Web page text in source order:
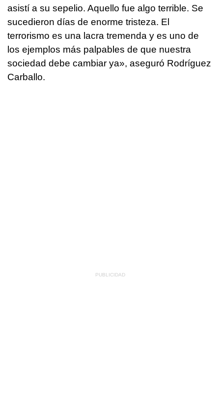
asistí a su sepelio. Aquello fue algo terrible. Se
sucedieron días de enorme tristeza. El
terrorismo es una lacra tremenda y es uno de
los ejemplos más palpables de que nuestra
sociedad debe cambiar ya», aseguró Rodríguez
Carballo.